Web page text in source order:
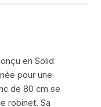
en Solid
pour une
de 80 cm se
robinet. Sa